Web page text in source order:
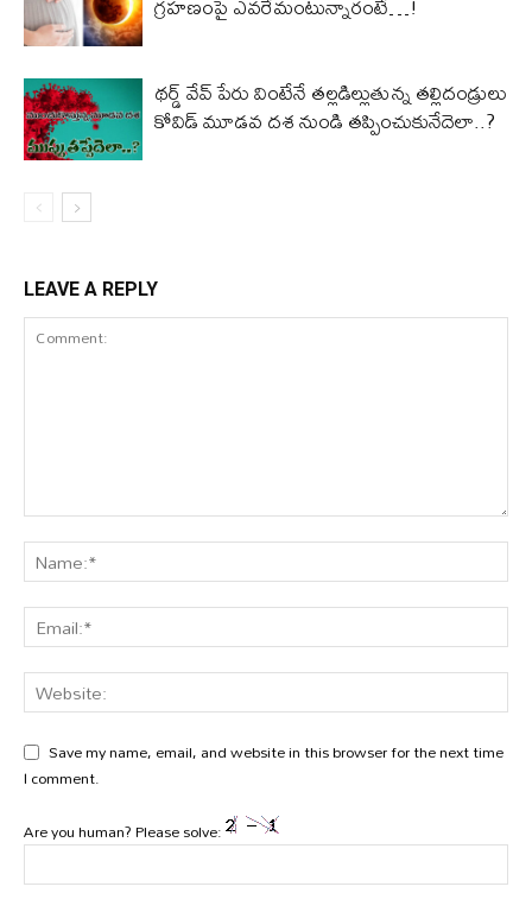
థర్డ్ వేవ్ పేరు వింటేనే తల్లడిల్లుతున్న తల్లిదండ్రులు
కోవిడ్ మూడవ దశ నుండి తప్పించుకునేదెలా..?
LEAVE A REPLY
Save my name, email, and website in this browser for the next time
I comment.
Are you human? Please solve: